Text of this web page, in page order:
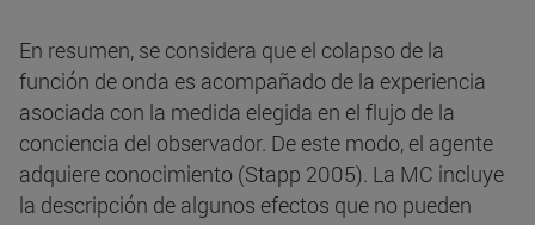
En resumen, se considera que el colapso de la
función de onda es acompañado de la experiencia
asociada con la medida elegida en el flujo de la
conciencia del observador. De este modo, el agente
adquiere conocimiento (Stapp 2005). La MC incluye
la descripción de algunos efectos que no pueden